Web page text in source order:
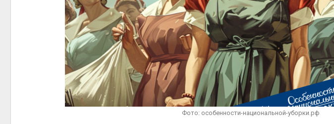
Фото: особенности-национальной-уборки.рф
Авг 7, 2026
Дождевая вода с крыш
может помочь городам
переживать жару
Авг 7, 2026
Минприроды
потребовало ускорить
строительство мусорных
объектов и уборку
контейнерных площадок